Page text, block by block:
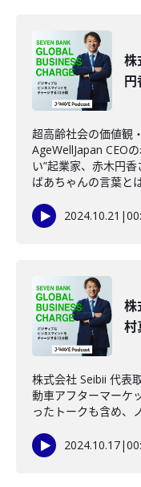
株
円
超高齢社会の価値観
AgeWellJapan CEO
い”起業家、赤木円
ばあちゃんの言葉と
2024.10.21 |
株
村
株式会社 Seibii 代表
動車アフターマーケ
ったトークも含め、
2024.10.17|